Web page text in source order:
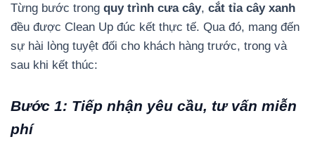
Từng bước trong quy trình cưa cây, cắt tỉa cây xanh
đều được Clean Up đúc kết thực tế. Qua đó, mang đến
sự hài lòng tuyệt đối cho khách hàng trước, trong và
sau khi kết thúc:
Bước 1: Tiếp nhận yêu cầu, tư vấn miễn
phí